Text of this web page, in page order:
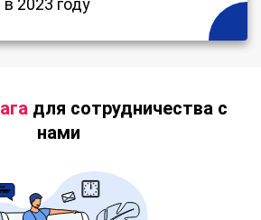
2023 году
для сотрудничества с
нами